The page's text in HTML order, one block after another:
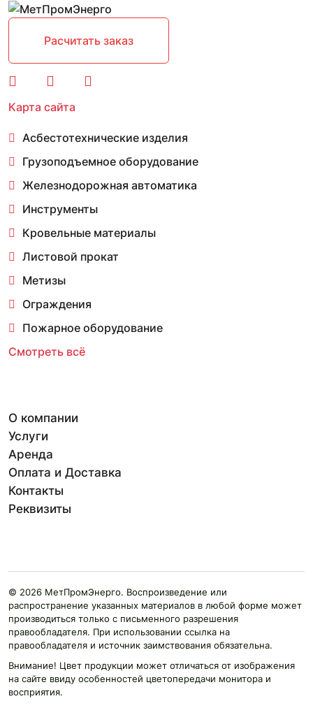
Расчитать заказ
Карта сайта
Асбестотехнические изделия
Грузоподъемное оборудование
Железнодорожная автоматика
Инструменты
Кровельные материалы
Листовой прокат
Метизы
Ограждения
Пожарное оборудование
Смотреть всё
О компании
Услуги
Аренда
Оплата и Доставка
Контакты
Реквизиты
© 2026 МетПромЭнерго. Воспроизведение или
распространение указанных материалов в любой форме может
производиться только с письменного разрешения
правообладателя. При использовании ссылка на
правообладателя и источник заимствования обязательна.
Внимание! Цвет продукции может отличаться от изображения
на сайте ввиду особенностей цветопередачи монитора и
восприятия.